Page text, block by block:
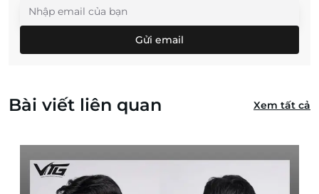
Gửi email
Bài viết liên quan Xem tất cả